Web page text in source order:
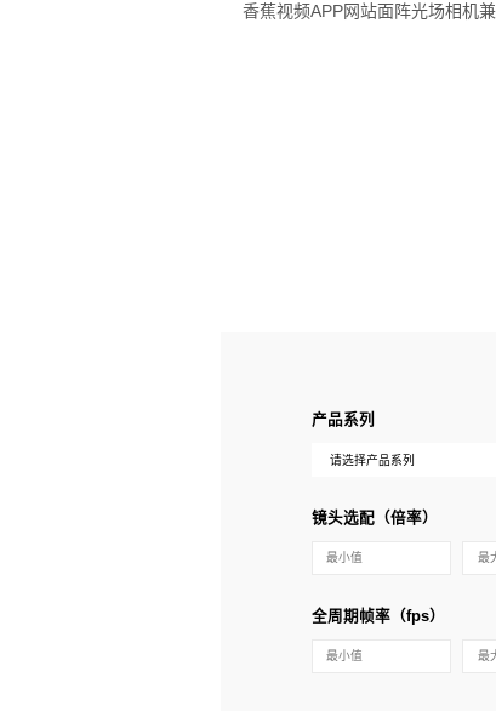
香蕉视频APP网站面阵光场相
产品系列
镜头选配（倍率）
全周期帧率（fps）